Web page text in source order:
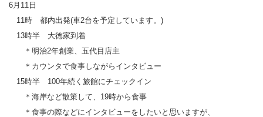
6月11日
11時 都内出発(車2台を予定しています。)
13時半 大徳家到着
＊明治2年創業、五代目店主
＊カウンタで食事しながらインタビュー
15時半 100年続く旅館にチェックイン
＊海岸など散策して、19時から食事
＊食事の際などにインタビューをしたいと思いますが、